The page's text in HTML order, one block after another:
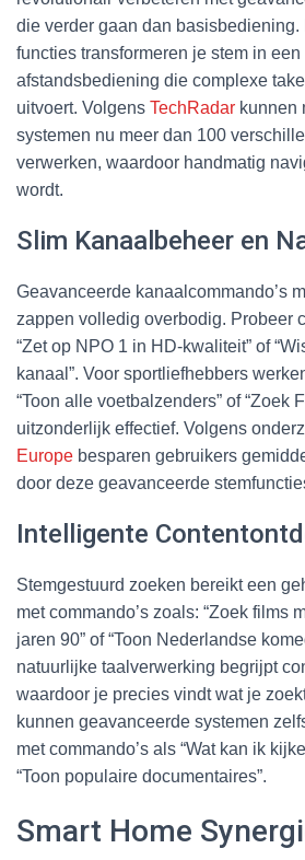
die verder gaan dan
functies transformeren je stem in
afstandsbediening die complexe
uitvoert. Volgens TechRadar kunnen
systemen nu meer dan 100
verwerken, waardoor handmatig
wordt.
Slim Kanaalbeheer en
Geavanceerde kanaalcommando’s
zappen volledig overbodig. Probeer
“Zet op NPO 1 in HD-kwaliteit” of
kanaal”. Voor sportliefhebbers
“Toon alle voetbalzenders” of “Zoek
uitzonderlijk effectief. Volgens
Europe besparen gebruikers
door deze geavanceerde
Intelligente
Stemgestuurd zoeken bereikt een
met commando’s zoals: “Zoek films
jaren 90” of “Toon Nederlandse
natuurlijke taalverwerking begrijpt
waardoor je precies vindt wat je
kunnen geavanceerde systemen
met commando’s als “Wat kan ik
“Toon populaire documentaires”.
Smart Home